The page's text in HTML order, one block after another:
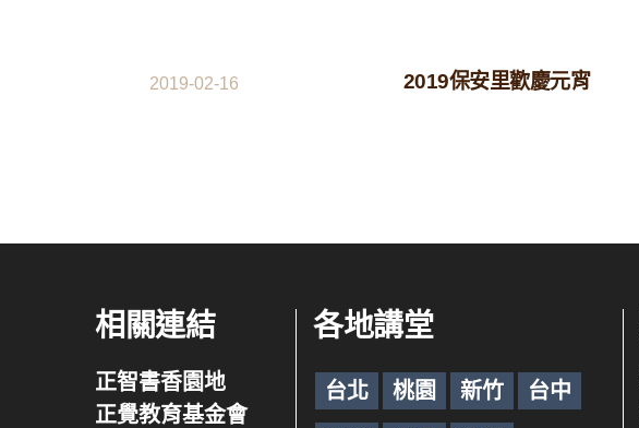
2019-02-16 2019保安里歡慶元宵
相關連結
正智書香園地
正覺教育基金會
各地講堂
台北 桃園 新竹 台中